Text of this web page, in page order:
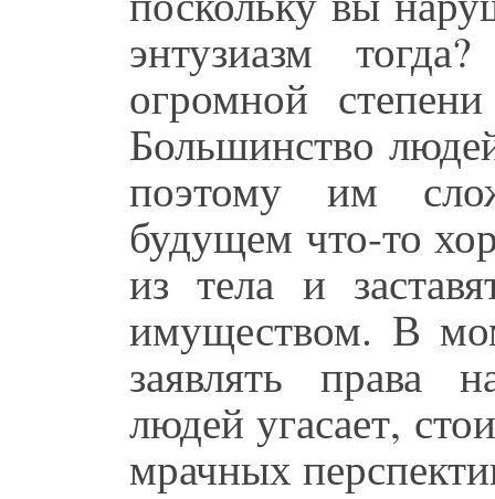
энтузиазм
огромной
Большинство
поэтому им
будущем что-то
из тела и
имуществом. В
заявлять права
людей угасает,
мрачных